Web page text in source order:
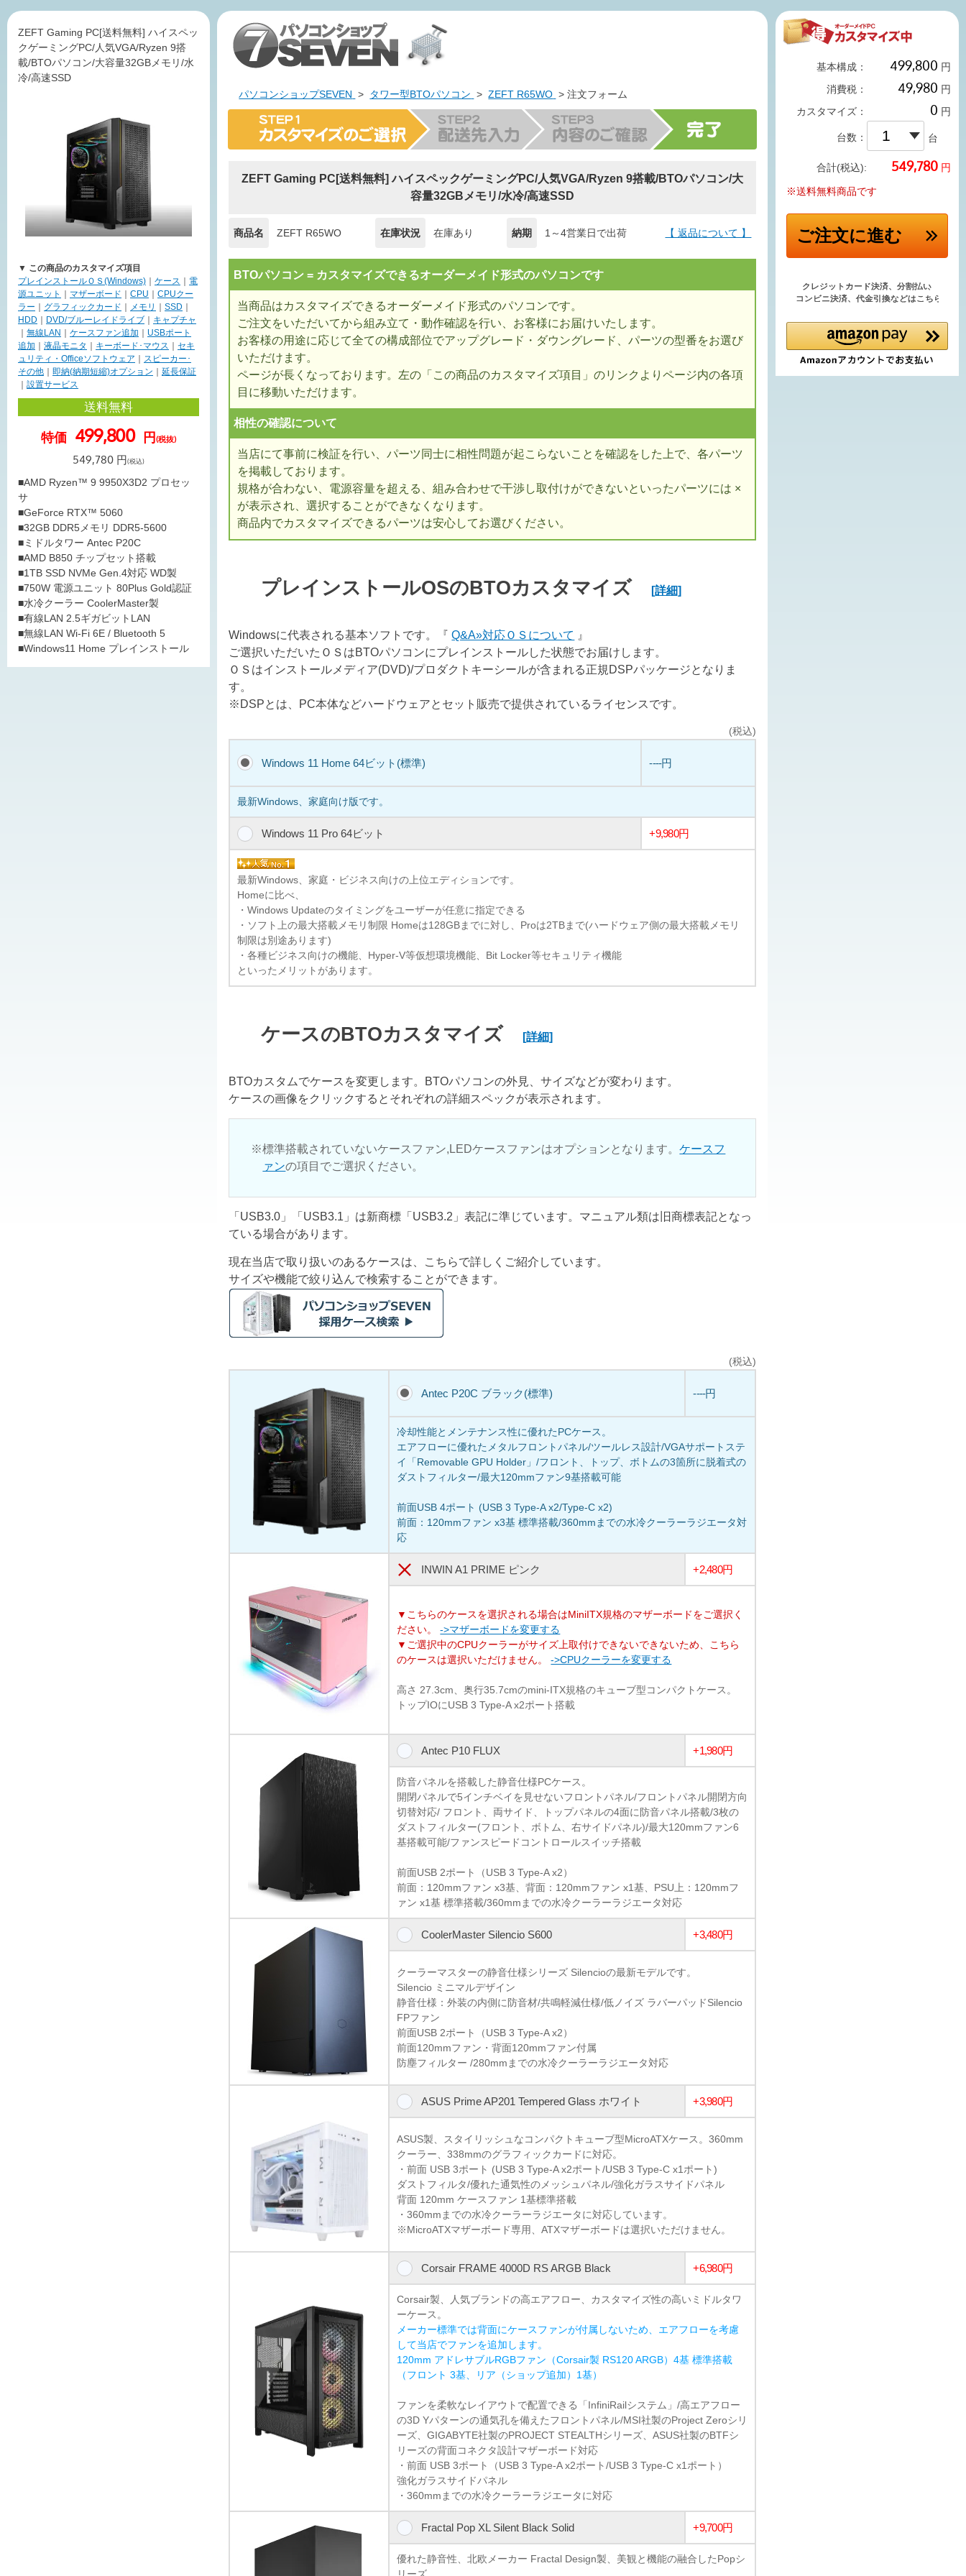
ZEFT Gaming PC[送料無料] ハイスペッ
クゲーミングPC/人気VGA/Ryzen 9搭
載/BTOパソコン/大容量32GBメモリ/水
冷/高速SSD
▼ この商品のカスタマイズ項目
プレインストールＯＳ(Windows)
ケース
電
源ユニット
マザーボード CPU
CPUクー
ラー
グラフィックカード メモリ SSD
HDD
DVD/ブルーレイドライブ
キャプチャ
無線LAN ケースファン追加
USBポート
追加
液晶モニタ キーボード･マウス
セキ
ュリティ・Officeソフトウェア
スピーカー･
その他
即納(納期短縮)オプション
延長保証
設置サービス
送料無料
特価 499,800 円(税抜)
549,780 円(税込)
■AMD Ryzen™ 9 9950X3D2 プロセッ
サ
■GeForce RTX™ 5060
■32GB DDR5メモリ DDR5-5600
■ミドルタワー Antec P20C
■AMD B850 チップセット搭載
■1TB SSD NVMe Gen.4対応 WD製
■750W 電源ユニット 80Plus Gold認証
■水冷クーラー CoolerMaster製
■有線LAN 2.5ギガビットLAN
■無線LAN Wi-Fi 6E / Bluetooth 5
■Windows11 Home プレインストール
パソコンショップSEVEN > タワー型BTOパソコン >ZEFT R65WO > 注文フォーム
ZEFT Gaming PC[送料無料] ハイスペックゲーミングPC/人気VGA/Ryzen 9搭載/BTOパソコン/大
容量32GBメモリ/水冷/高速SSD
商品名 ZEFT R65WO 在庫状況 在庫あり 納期 1～4営業日で出荷 【 返品について 】
BTOパソコン = カスタマイズできるオーダーメイド形式のパソコンです
当商品はカスタマイズできるオーダーメイド形式のパソコンです。
ご注文をいただいてから組み立て・動作確認を行い、お客様にお届けいたします。
お客様の用途に応じて全ての構成部位でアップグレード・ダウングレード、パーツの型番をお選び
いただけます。
ページが長くなっております。左の「この商品のカスタマイズ項目」のリンクよりページ内の各項
目に移動いただけます。
相性の確認について
当店にて事前に検証を行い、パーツ同士に相性問題が起こらないことを確認をした上で、各パーツ
を掲載しております。
規格が合わない、電源容量を超える、組み合わせで干渉し取付けができないといったパーツには ×
が表示され、選択することができなくなります。
商品内でカスタマイズできるパーツは安心してお選びください。
プレインストールOSのBTOカスタマイズ[詳細]
Windowsに代表される基本ソフトです。『Q&A»対応ＯＳについて 』
ご選択いただいたＯＳはBTOパソコンにプレインストールした状態でお届けします。
ＯＳはインストールメディア(DVD)/プロダクトキーシールが含まれる正規DSPパッケージとなりま
す。
※DSPとは、PC本体などハードウェアとセット販売で提供されているライセンスです。
(税込)
Windows 11 Home 64ビット(標準) ----円
最新Windows、家庭向け版です。
Windows 11 Pro 64ビット +9,980円
最新Windows、家庭・ビジネス向けの上位エディションです。
Homeに比べ、
・Windows Updateのタイミングをユーザーが任意に指定できる
・ソフト上の最大搭載メモリ制限 Homeは128GBまでに対し、Proは2TBまで(ハードウェア側の最大搭載メモリ
制限は別途あります)
・各種ビジネス向けの機能、Hyper-V等仮想環境機能、Bit Locker等セキュリティ機能
といったメリットがあります。
ケースのBTOカスタマイズ[詳細]
BTOカスタムでケースを変更します。BTOパソコンの外見、サイズなどが変わります。
ケースの画像をクリックするとそれぞれの詳細スペックが表示されます。
標準搭載されていないケースファン,LEDケースファンはオプションとなります。ケースフ
ァンの項目でご選択ください。
「USB3.0」「USB3.1」は新商標「USB3.2」表記に準じています。マニュアル類は旧商標表記となっ
ている場合があります。
現在当店で取り扱いのあるケースは、こちらで詳しくご紹介しています。
サイズや機能で絞り込んで検索することができます。
(税込)
Antec P20C ブラック(標準) ----円
冷却性能とメンテナンス性に優れたPCケース。
エアフローに優れたメタルフロントパネル/ツールレス設計/VGAサポートステ
イ「Removable GPU Holder」/フロント、トップ、ボトムの3箇所に脱着式の
ダストフィルター/最大120mmファン9基搭載可能
前面USB 4ポート (USB 3 Type-A x2/Type-C x2)
前面：120mmファン x3基 標準搭載/360mmまでの水冷クーラーラジエータ対
応
INWIN A1 PRIME ピンク +2,480円
▼こちらのケースを選択される場合はMiniITX規格のマザーボードをご選択く
ださい。->マザーボードを変更する
▼ご選択中のCPUクーラーがサイズ上取付けできないできないため、こちら
のケースは選択いただけません。->CPUクーラーを変更する
高さ 27.3cm、奥行35.7cmのmini-ITX規格のキューブ型コンパクトケース。
トップIOにUSB 3 Type-A x2ポート搭載
Antec P10 FLUX +1,980円
防音パネルを搭載した静音仕様PCケース。
開閉パネルで5インチベイを見せないフロントパネル/フロントパネル開閉方向
切替対応/ フロント、両サイド、トップパネルの4面に防音パネル搭載/3枚の
ダストフィルター(フロント、ボトム、右サイドパネル)/最大120mmファン6
基搭載可能/ファンスピードコントロールスイッチ搭載
前面USB 2ポート（USB 3 Type-A x2）
前面：120mmファン x3基、背面：120mmファン x1基、PSU上：120mmフ
ァン x1基 標準搭載/360mmまでの水冷クーラーラジエータ対応
CoolerMaster Silencio S600 +3,480円
クーラーマスターの静音仕様シリーズ Silencioの最新モデルです。
Silencio ミニマルデザイン
静音仕様：外装の内側に防音材/共鳴軽減仕様/低ノイズ ラバーパッドSilencio
FPファン
前面USB 2ポート（USB 3 Type-A x2）
前面120mmファン・背面120mmファン付属
防塵フィルター /280mmまでの水冷クーラーラジエータ対応
ASUS Prime AP201 Tempered Glass ホワイト +3,980円
ASUS製、スタイリッシュなコンパクトキューブ型MicroATXケース。360mm
クーラー、338mmのグラフィックカードに対応。
・前面 USB 3ポート (USB 3 Type-A x2ポート/USB 3 Type-C x1ポート)
ダストフィルタ/優れた通気性のメッシュパネル/強化ガラスサイドパネル
背面 120mm ケースファン 1基標準搭載
・360mmまでの水冷クーラーラジエータに対応しています。
※MicroATXマザーボード専用、ATXマザーボードは選択いただけません。
Corsair FRAME 4000D RS ARGB Black +6,980円
Corsair製、人気ブランドの高エアフロー、カスタマイズ性の高いミドルタワ
ーケース。
メーカー標準では背面にケースファンが付属しないため、エアフローを考慮
して当店でファンを追加します。
120mm アドレサブルRGBファン（Corsair製 RS120 ARGB）4基 標準搭載
（フロント 3基、リア（ショップ追加）1基）
ファンを柔軟なレイアウトで配置できる「InfiniRailシステム」/高エアフロー
の3D Yパターンの通気孔を備えたフロントパネル/MSI社製のProject Zeroシリ
ーズ、GIGABYTE社製のPROJECT STEALTHシリーズ、ASUS社製のBTFシ
リーズの背面コネクタ設計マザーボード対応
・前面 USB 3ポート（USB 3 Type-A x2ポート/USB 3 Type-C x1ポート）
強化ガラスサイドパネル
・360mmまでの水冷クーラーラジエータに対応
Fractal Pop XL Silent Black Solid +9,700円
優れた静音性、北欧メーカー Fractal Design製、美観と機能の融合したPopシ
基本構成：
円
消費税：
円
カスタマイズ：
円
台数： 台
合計(税込): 円
※送料無料商品です
ご注文に進む